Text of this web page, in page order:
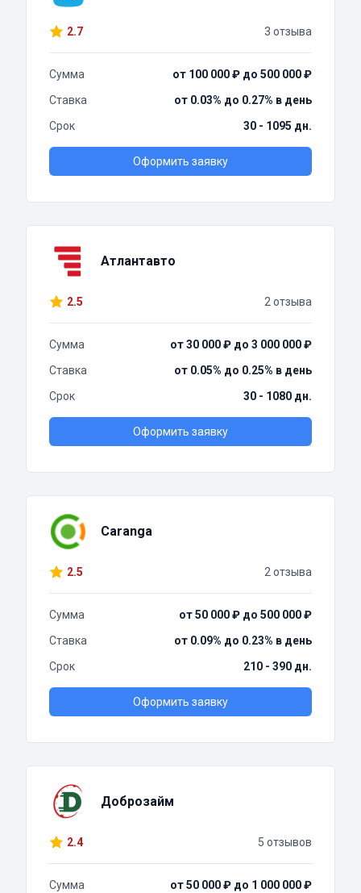
2.7 3 отзыва
Сумма
от 100 000 ₽ до 500 000 ₽
Ставка
от 0.03% до 0.27% в день
Срок
30 - 1095 дн.
Оформить заявку
Атлантавто
2.5 2 отзыва
Сумма
от 30 000 ₽ до 3 000 000 ₽
Ставка
от 0.05% до 0.25% в день
Срок
30 - 1080 дн.
Оформить заявку
Caranga
2.5 2 отзыва
Сумма
от 50 000 ₽ до 500 000 ₽
Ставка
от 0.09% до 0.23% в день
Срок
210 - 390 дн.
Оформить заявку
Доброзайм
2.4 5 отзывов
Сумма
от 50 000 ₽ до 1 000 000 ₽